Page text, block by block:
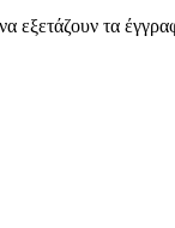
εξετάζουν τα